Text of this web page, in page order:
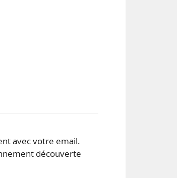
avec votre email.
découverte